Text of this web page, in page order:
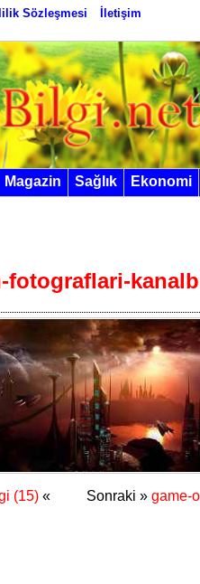
Sözleşmesi İletişim
Magazin Sağlık Ekonomi
fotograflari-
(15) «
Sonraki » game-